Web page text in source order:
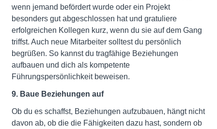
wenn jemand befördert wurde oder ein Projekt
besonders gut abgeschlossen hat und gratuliere
erfolgreichen Kollegen kurz, wenn du sie auf dem Gang
triffst. Auch neue Mitarbeiter solltest du persönlich
begrüßen. So kannst du tragfähige Beziehungen
aufbauen und dich als kompetente
Führungspersönlichkeit beweisen.
9. Baue Beziehungen auf
Ob du es schaffst, Beziehungen aufzubauen, hängt nicht
davon ab, ob die die Fähigkeiten dazu hast, sondern ob